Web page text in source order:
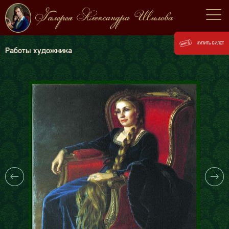
Работы художника
КУПИТЬ БИЛЕТ